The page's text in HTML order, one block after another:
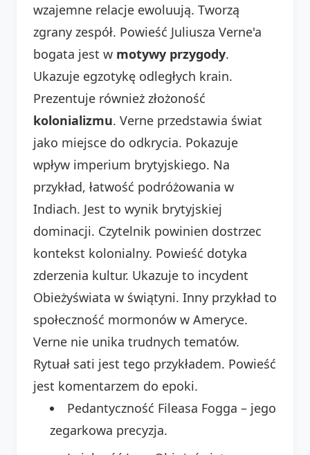
wzajemne relacje ewoluują. Tworzą
zgrany zespół. Powieść Juliusza Verne'a
bogata jest w motywy przygody.
Ukazuje egzotykę odległych krain.
Prezentuje również złożoność
kolonializmu. Verne przedstawia świat
jako miejsce do odkrycia. Pokazuje
wpływ imperium brytyjskiego. Na
przykład, łatwość podróżowania w
Indiach. Jest to wynik brytyjskiej
dominacji. Czytelnik powinien dostrzec
kontekst kolonialny. Powieść dotyka
zderzenia kultur. Ukazuje to incydent
Obieżyświata w świątyni. Inny przykład to
społeczność mormonów w Ameryce.
Verne nie unika trudnych tematów.
Rytuał sati jest tego przykładem. Powieść
jest komentarzem do epoki.
Pedantyczność Fileasa Fogga – jego
zegarkowa precyzja.